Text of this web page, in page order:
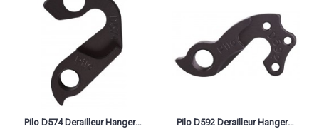
Pilo D574 Derailleur Hanger For Marin 2015 Pilo D592 Derailleur Hanger For Merida Road 2015 Black